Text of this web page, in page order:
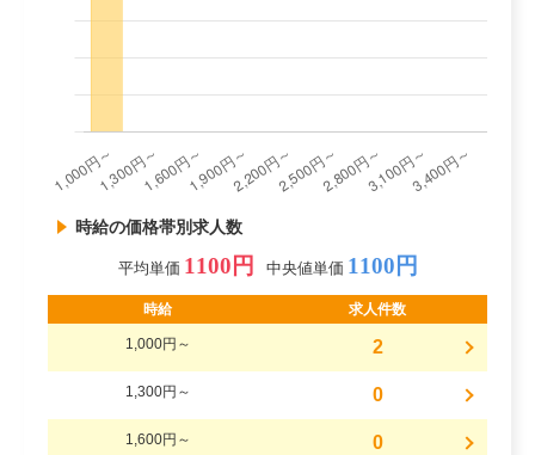
時給の価格帯別求人数
平均単価 1100円 中央値単価 1100円
時給 求人件数
1,000円～ 2
1,300円～ 0
1,600円～ 0